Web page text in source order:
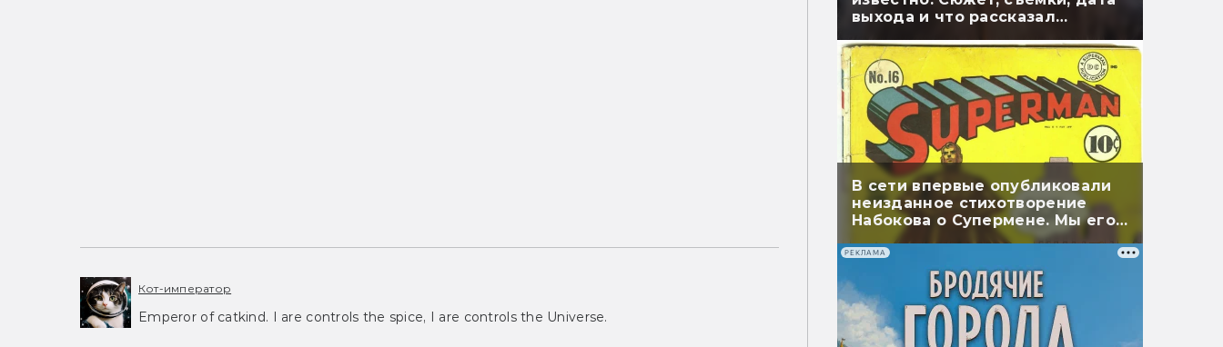
Кот-император
Emperor of catkind. I are controls the spice, I are controls the Universe.
выхода и что рассказал
В сети впервые опубликовали
неизданное стихотворение
Набокова о Супермене. Мы его
перевели
РЕКЛАМА